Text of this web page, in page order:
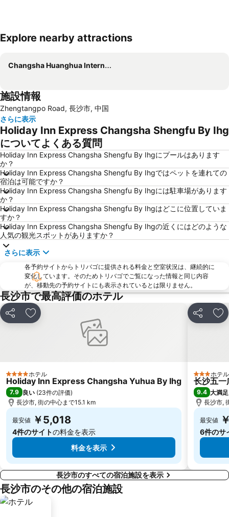
Explore nearby attractions
Changsha Huanghua International Airport
施設情報
Zhengtangpo Road, 長沙市, 中国
さらに表示
Holiday Inn Express Changsha Shengfu By Ihg
についてよくある質問
Holiday Inn Express Changsha Shengfu By Ihgにプールはあります
か？
Holiday Inn Express Changsha Shengfu By Ihgではペットを連れての
宿泊は可能ですか？
Holiday Inn Express Changsha Shengfu By Ihgには駐車場があります
か？
Holiday Inn Express Changsha Shengfu By Ihgはどこに位置していま
すか？
Holiday Inn Express Changsha Shengfu By Ihgの近くにはどのような
人気の観光スポットがありますか？
さらに表示
各予約サイトからトリバゴに提供される料金と空室状況は、継続的に
変化しています。そのためトリバゴでご覧になった情報と同じ内容
が、移動先の予約サイトにも表示されているとは限りません。
長沙市で最高評価のホテル
シェア お気に入りに追加
4 ホテルのランク
ホテル
Holiday Inn Express Changsha Yuhua By Ihg
7.9 良い (23件の評価)
長沙市, 街の中心まで15.1 km
最安値 ￥5,018
4件のサイトの料金を表示
料金を表示
シェア お
3 ホテル
ホテル
长沙五
9.4 大満足
長沙市,
最安値
6件のサ
長沙市のすべての宿泊施設を表示
長沙市のその他の宿泊施設